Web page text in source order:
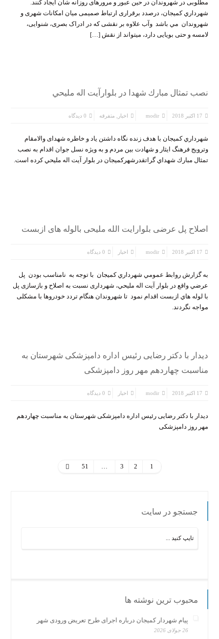
مطلوبی در شهروندان در حین عبور و مرورهای روزانه‏ شان ایجاد کنند.
شهرداري كميجان، درصدد برقراری ارتباط صمیمی میان امکانات شهری و
شهروندان مي باشد وآب علاوه بر نقشی که در ادراک بصری، شنوایی،
لامسه و حتی بویایی دارد، می‏تواند از نقش […]
نصب تمثال مبارك شهدا در بلوارآيت اله مليحي
17 اکتبر 2018 modir اخبار متفرقه 0 دیدگاه
شهرداري كميجان با هدف زنده نگاه داشتن یاد و خاطره شهدای والامقام
وترویج فرهنگ ایثار و شهادت بین مردم و به ویژه نسل جوان اقدام به نصب
تمثال مبارك شهداي گراتقدرشهركميجان در بلوار آيت اله مليحي کرده است.
اصلاح پل عرضی بلوارایت الله ملیحی بالوله های ازبست
17 اکتبر 2018 modir اخبار 0 دیدگاه
به گزارش روابط عمومي شهرداري كميجان با توجه به نامناسب بودن پل
عرضي واقع در بلوار آيت اله مليحي، شهرداری نسبت به اصلاح و بازسازی پل
با لوله هاي ازبست اقدام نمود تا شهروندان هنگام تردد خودروها با مشکلی
مواجه نگردند.
دیدار با دکتر رضایی رئیس اداره دامپزشکی شهرستان به
مناسبت چهاردهم مهر روز دامپزشکی
17 اکتبر 2018 modir اخبار 0 دیدگاه
دیدار با دکتر رضایی رئیس اداره دامپزشکی شهرستان به مناسبت چهاردهم
مهر روز دامپزشکی
1
2
3
51
جستجو در سایت
محبوب ترین نوشته ها
پیام شهردار کمیجان درباره اجرای طرح تعریض ورودی شهر
26 جولای 2026